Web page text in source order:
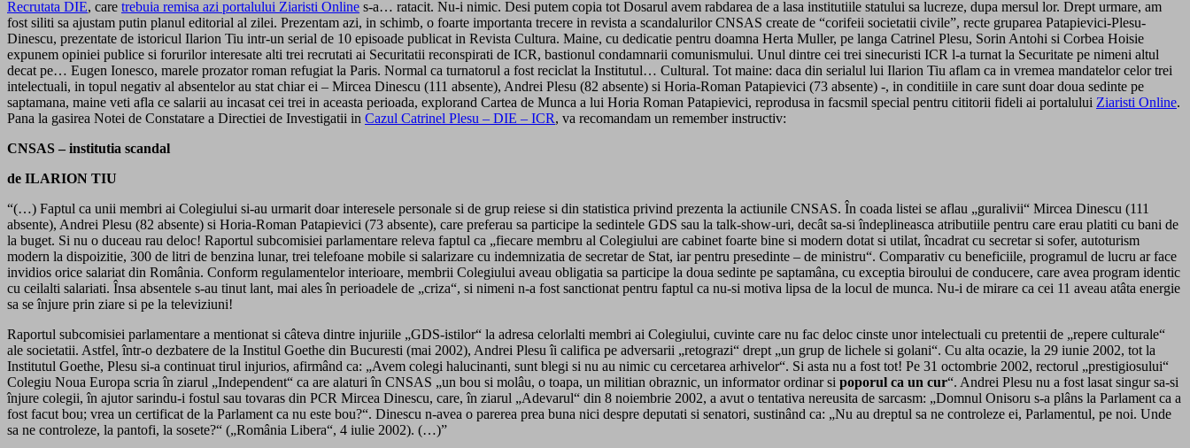
Recrutata DIE, care trebuia remisa azi portalului Ziaristi Online s-a… ratacit. Nu-i nimic. Desi putem copia tot Dosarul avem rabdarea de a lasa institutiile statului sa lucreze, dupa mersul lor. Drept urmare, am
fost siliti sa ajustam putin planul editorial al zilei. Prezentam azi, in schimb, o foarte importanta trecere in revista a scandalurilor CNSAS create de “corifeii societatii civile”, recte gruparea Patapievici-Plesu-
Dinescu, prezentate de istoricul Ilarion Tiu intr-un serial de 10 episoade publicat in Revista Cultura. Maine, cu dedicatie pentru doamna Herta Muller, pe langa Catrinel Plesu, Sorin Antohi si Corbea Hoisie
expunem opiniei publice si forurilor interesate alti trei recrutati ai Securitatii reconspirati de ICR, bastionul condamnarii comunismului. Unul dintre cei trei sinecuristi ICR l-a turnat la Securitate pe nimeni altul
decat pe… Eugen Ionesco, marele prozator roman refugiat la Paris. Normal ca turnatorul a fost reciclat la Institutul… Cultural. Tot maine: daca din serialul lui Ilarion Tiu aflam ca in vremea mandatelor celor trei
intelectuali, in topul negativ al absentelor au stat chiar ei – Mircea Dinescu (111 absente), Andrei Plesu (82 absente) si Horia-Roman Patapievici (73 absente) -, in conditiile in care sunt doar doua sedinte pe
saptamana, maine veti afla ce salarii au incasat cei trei in aceasta perioada, explorand Cartea de Munca a lui Horia Roman Patapievici, reprodusa in facsmil special pentru cititorii fideli ai portalului Ziaristi Online.
Pana la gasirea Notei de Constatare a Directiei de Investigatii in Cazul Catrinel Plesu – DIE – ICR, va recomandam un remember instructiv:
CNSAS – institutia scandal
de ILARION TIU
“(…) Faptul ca unii membri ai Colegiului si-au urmarit doar interesele personale si de grup reiese si din statistica privind prezenta la actiunile CNSAS. În coada listei se aflau „guralivii“ Mircea Dinescu (111
absente), Andrei Plesu (82 absente) si Horia-Roman Patapievici (73 absente), care preferau sa participe la sedintele GDS sau la talk-show-uri, decât sa-si îndeplineasca atributiile pentru care erau platiti cu bani de
la buget. Si nu o duceau rau deloc! Raportul subcomisiei parlamentare releva faptul ca „fiecare membru al Colegiului are cabinet foarte bine si modern dotat si utilat, încadrat cu secretar si sofer, autoturism
modern la dispoizitie, 300 de litri de benzina lunar, trei telefoane mobile si salarizare cu indemnizatia de secretar de Stat, iar pentru presedinte – de ministru“. Comparativ cu beneficiile, programul de lucru ar face
invidios orice salariat din România. Conform regulamentelor interioare, membrii Colegiului aveau obligatia sa participe la doua sedinte pe saptamâna, cu exceptia biroului de conducere, care avea program identic
cu ceilalti salariati. Însa absentele s-au tinut lant, mai ales în perioadele de „criza“, si nimeni n-a fost sanctionat pentru faptul ca nu-si motiva lipsa de la locul de munca. Nu-i de mirare ca cei 11 aveau atâta energie
sa se înjure prin ziare si pe la televiziuni!
Raportul subcomisiei parlamentare a mentionat si câteva dintre injuriile „GDS-istilor“ la adresa celorlalti membri ai Colegiului, cuvinte care nu fac deloc cinste unor intelectuali cu pretentii de „repere culturale“
ale societatii. Astfel, într-o dezbatere de la Institul Goethe din Bucuresti (mai 2002), Andrei Plesu îi califica pe adversarii „retograzi“ drept „un grup de lichele si golani“. Cu alta ocazie, la 29 iunie 2002, tot la
Institutul Goethe, Plesu si-a continuat tirul injurios, afirmând ca: „Avem colegi halucinanti, sunt blegi si nu au nimic cu cercetarea arhivelor“. Si asta nu a fost tot! Pe 31 octombrie 2002, rectorul „prestigiosului“
Colegiu Noua Europa scria în ziarul „Independent“ ca are alaturi în CNSAS „un bou si molâu, o toapa, un militian obraznic, un informator ordinar si poporul ca un cur“. Andrei Plesu nu a fost lasat singur sa-si
înjure colegii, în ajutor sarindu-i fostul sau tovaras din PCR Mircea Dinescu, care, în ziarul „Adevarul“ din 8 noiembrie 2002, a avut o tentativa nereusita de sarcasm: „Domnul Onisoru s-a plâns la Parlament ca a
fost facut bou; vrea un certificat de la Parlament ca nu este bou?“. Dinescu n-avea o parerea prea buna nici despre deputati si senatori, sustinând ca: „Nu au dreptul sa ne controleze ei, Parlamentul, pe noi. Unde
sa ne controleze, la pantofi, la sosete?“ („România Libera“, 4 iulie 2002). (…)”